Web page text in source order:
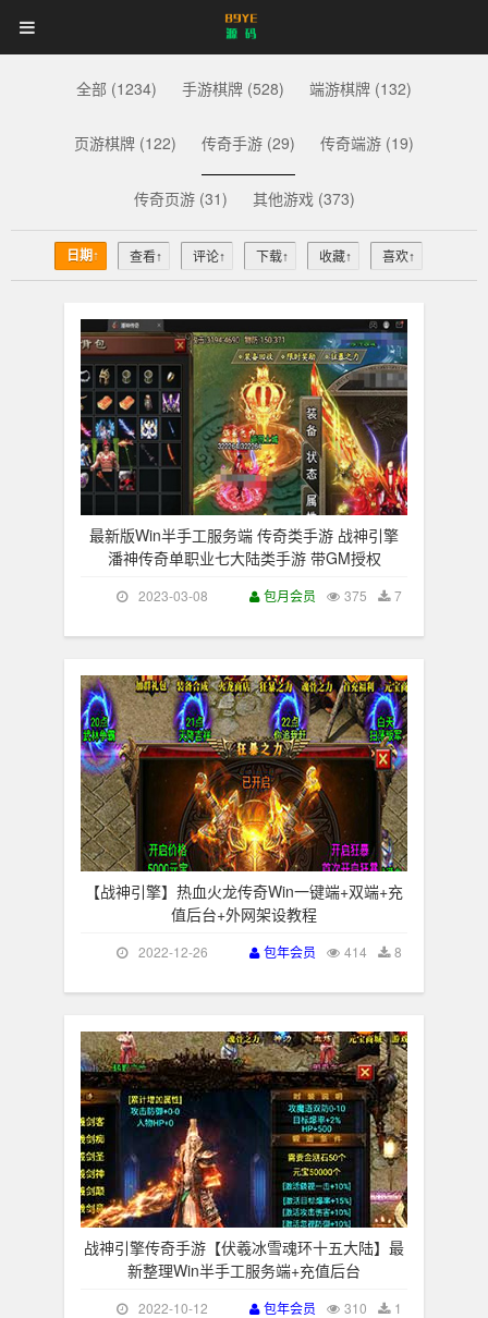
89YE
源
码
89YE 首页
破解软件 视频教程
登录 注册 登注不正常？
全部 (1234) 手游棋牌 (528) 端游棋牌 (132)
页游棋牌 (122) 传奇手游 (29) 传奇端游 (19)
传奇页游 (31) 其他游戏 (373)
日期↑ 查看↑ 评论↑ 下载↑ 收藏↑ 喜欢↑
最新版Win半手工服务端 传奇类手游 战神引擎
潘神传奇单职业七大陆类手游 带GM授权
2023-03-08 7
375
包月会员
【战神引擎】热血火龙传奇Win一键端+双端+充
值后台+外网架设教程
2022-12-26 8
414
包年会员
战神引擎传奇手游【伏羲冰雪魂环十五大陆】最
新整理Win半手工服务端+充值后台
2022-10-12 1
310
包年会员